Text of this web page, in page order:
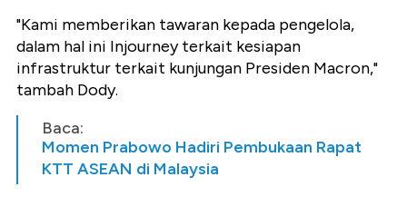
"Kami memberikan tawaran kepada pengelola,
dalam hal ini Injourney terkait kesiapan
infrastruktur terkait kunjungan Presiden Macron,"
tambah Dody.
Baca:
Momen Prabowo Hadiri Pembukaan Rapat
KTT ASEAN di Malaysia